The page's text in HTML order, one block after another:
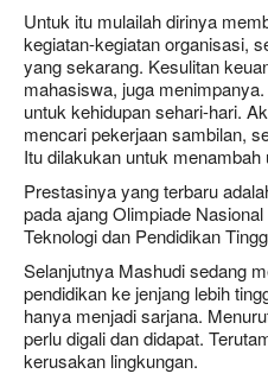
Untuk itu mulailah dirinya
kegiatan-kegiatan organisasi,
yang sekarang. Kesulitan
mahasiswa, juga
untuk kehidupan sehari-hari.
mencari pekerjaan sambilan,
Itu dilakukan untuk
Prestasinya yang terbaru
pada ajang Olimpiade
Teknologi dan Pendidikan
Selanjutnya Mashudi sedang
pendidikan ke jenjang lebih
hanya menjadi sarjana.
perlu digali dan didapat.
kerusakan lingkungan.